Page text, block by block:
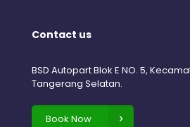
Contact us
BSD Autopart Blok E NO. 5,
Tangerang Selatan.
Book Now